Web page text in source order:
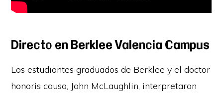
Directo en Berklee Valencia Campus
Los estudiantes graduados de Berklee y el doctor
honoris causa, John McLaughlin, interpretaron